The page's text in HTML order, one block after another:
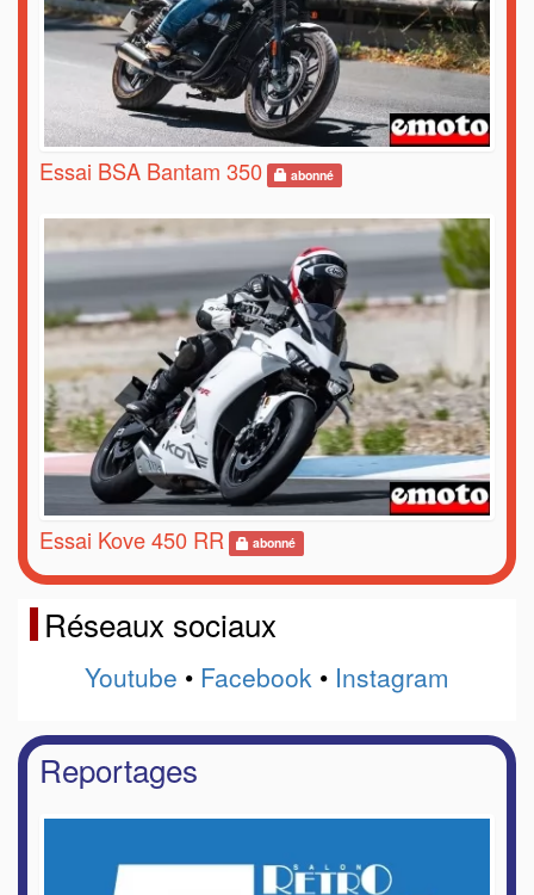
Essai BSA Bantam 350 abonné
Essai Kove 450 RR abonné
Réseaux sociaux
Youtube • Facebook • Instagram
Reportages